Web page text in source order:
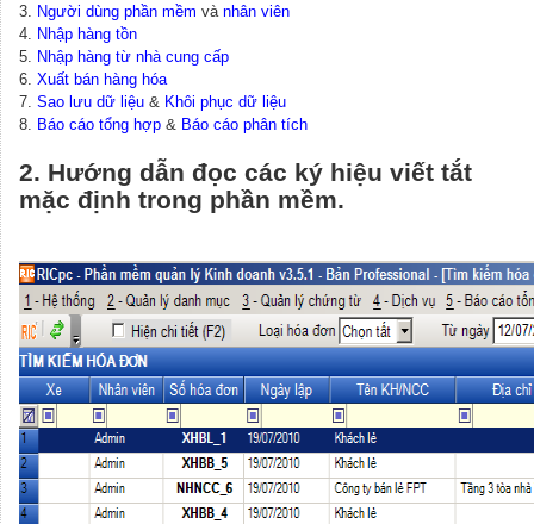
3. Người dùng phần mềm và nhân viên
4. Nhập hàng tồn
5. Nhập hàng từ nhà cung cấp
6. Xuất bán hàng hóa
7. Sao lưu dữ liệu & Khôi phục dữ liệu
8. Báo cáo tổng hợp & Báo cáo phân tích
2. Hướng dẫn đọc các ký hiệu viết tắt
mặc định trong phần mềm.